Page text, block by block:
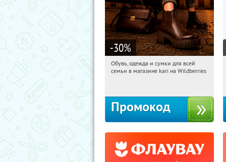
-30%
23:58:54 Получили:
Обувь, одежда и сумки для всей
семьи в магазине kari на Wildberries
Промокод